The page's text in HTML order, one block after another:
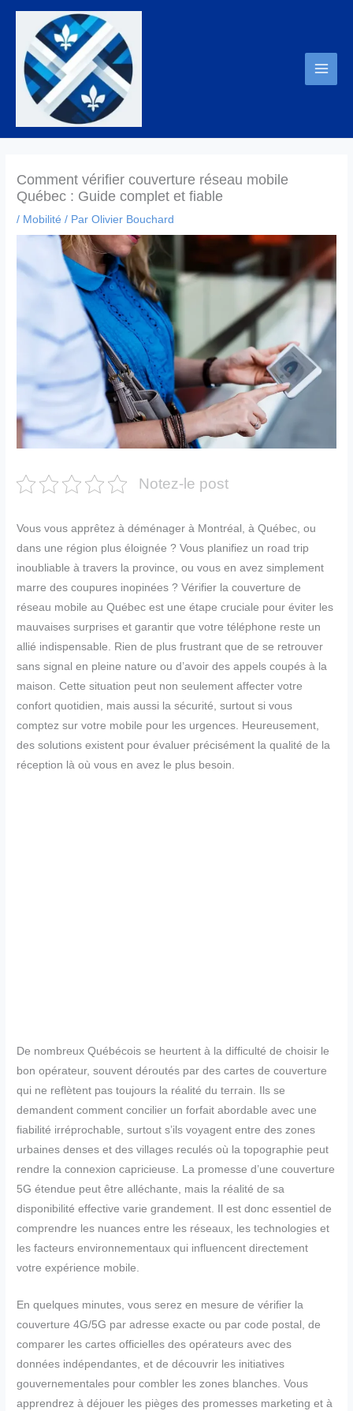
Aller
contenu
Comment vérifier couverture réseau mobile
Québec : Guide complet et fiable
/ Mobilité / ParOlivier Bouchard
Notez-le post
Vous vous apprêtez à déménager à Montréal, à Québec, ou
dans une région plus éloignée ? Vous planifiez un road trip
inoubliable à travers la province, ou vous en avez simplement
marre des coupures inopinées ? Vérifier la couverture de
réseau mobile au Québec est une étape cruciale pour éviter les
mauvaises surprises et garantir que votre téléphone reste un
allié indispensable. Rien de plus frustrant que de se retrouver
sans signal en pleine nature ou d’avoir des appels coupés à la
maison. Cette situation peut non seulement affecter votre
confort quotidien, mais aussi la sécurité, surtout si vous
comptez sur votre mobile pour les urgences. Heureusement,
des solutions existent pour évaluer précisément la qualité de la
réception là où vous en avez le plus besoin.
De nombreux Québécois se heurtent à la difficulté de choisir le
bon opérateur, souvent déroutés par des cartes de couverture
qui ne reflètent pas toujours la réalité du terrain. Ils se
demandent comment concilier un forfait abordable avec une
fiabilité irréprochable, surtout s’ils voyagent entre des zones
urbaines denses et des villages reculés où la topographie peut
rendre la connexion capricieuse. La promesse d’une couverture
5G étendue peut être alléchante, mais la réalité de sa
disponibilité effective varie grandement. Il est donc essentiel de
comprendre les nuances entre les réseaux, les technologies et
les facteurs environnementaux qui influencent directement
votre expérience mobile.
En quelques minutes, vous serez en mesure de vérifier la
couverture 4G/5G par adresse exacte ou par code postal, de
comparer les cartes officielles des opérateurs avec des
données indépendantes, et de découvrir les initiatives
gouvernementales pour combler les zones blanches. Vous
apprendrez à déjouer les pièges des promesses marketing et à